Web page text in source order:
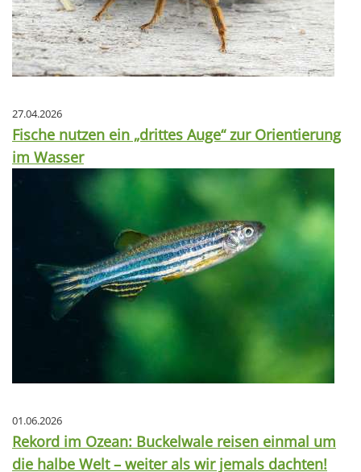
27.04.2026
Fische nutzen ein „drittes Auge“ zur Orientierung
im Wasser
01.06.2026
Rekord im Ozean: Buckelwale reisen einmal um
die halbe Welt – weiter als wir jemals dachten!